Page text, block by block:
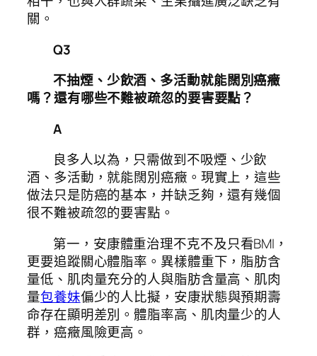
關。
Q3
不抽煙、少飲酒、多活動就能闊別癌癥
嗎？還有哪些不難被疏忽的要害要點？
A
良多人以為，只需做到不吸煙、少飲
酒、多活動，就能闊別癌癥。現實上，這些
做法只是防癌的基本，并缺乏夠，還有幾個
很不難被疏忽的要害點。
第一，安康體重治理不克不及只看BMI，
更要追蹤關心體脂率。異樣體重下，脂肪含
量低、肌肉量充分的人與脂肪含量高、肌肉
量包養妹偏少的人比擬，安康狀態與預期壽
命存在顯明差別。體脂率高、肌肉量少的人
群，癌癥風險更高。